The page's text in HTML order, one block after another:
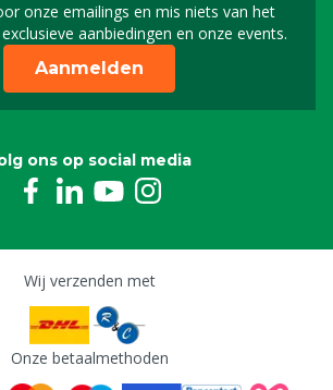
onze emailings en mis niets van het
aanbiedingen en onze events.
Meld u aan voor onze
Aanmelden
ons op social media
Wij verzenden met
Onze betaalmethoden